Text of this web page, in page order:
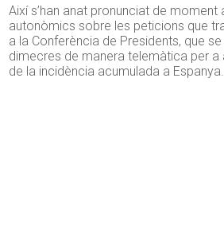
Així s’han anat pronunciat de
autonòmics sobre les peticions que
a la Conferència de Presidents, que
dimecres de manera telemàtica per a
de la incidència acumulada a Espanya.